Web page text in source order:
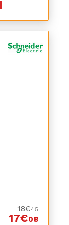
18€45
17€08